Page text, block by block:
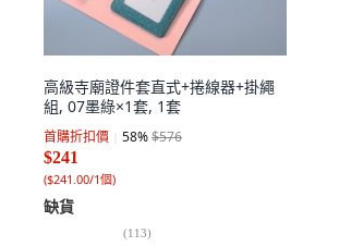
高級寺廟證件套直式+捲線器+掛繩
組, 07墨綠×1套, 1套
首購折扣價 58%$576
$241
($241.00/1個)
缺貨
(113)